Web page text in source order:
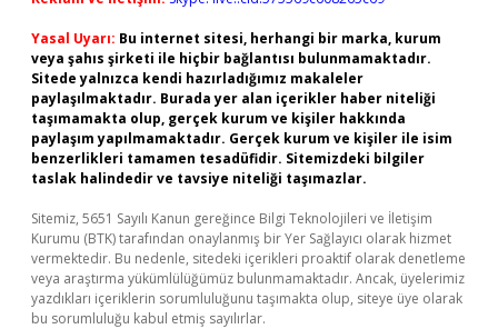
Yasal Uyarı: Bu internet sitesi, herhangi bir marka, kurum
veya şahıs şirketi ile hiçbir bağlantısı bulunmamaktadır.
Sitede yalnızca kendi hazırladığımız makaleler
paylaşılmaktadır. Burada yer alan içerikler haber niteliği
taşımamakta olup, gerçek kurum ve kişiler hakkında
paylaşım yapılmamaktadır. Gerçek kurum ve kişiler ile isim
benzerlikleri tamamen tesadüfidir. Sitemizdeki bilgiler
taslak halindedir ve tavsiye niteliği taşımazlar.
Sitemiz, 5651 Sayılı Kanun gereğince Bilgi Teknolojileri ve İletişim
Kurumu (BTK) tarafından onaylanmış bir Yer Sağlayıcı olarak hizmet
vermektedir. Bu nedenle, sitedeki içerikleri proaktif olarak denetleme
veya araştırma yükümlülüğümüz bulunmamaktadır. Ancak, üyelerimiz
yazdıkları içeriklerin sorumluluğunu taşımakta olup, siteye üye olarak
bu sorumluluğu kabul etmiş sayılırlar.